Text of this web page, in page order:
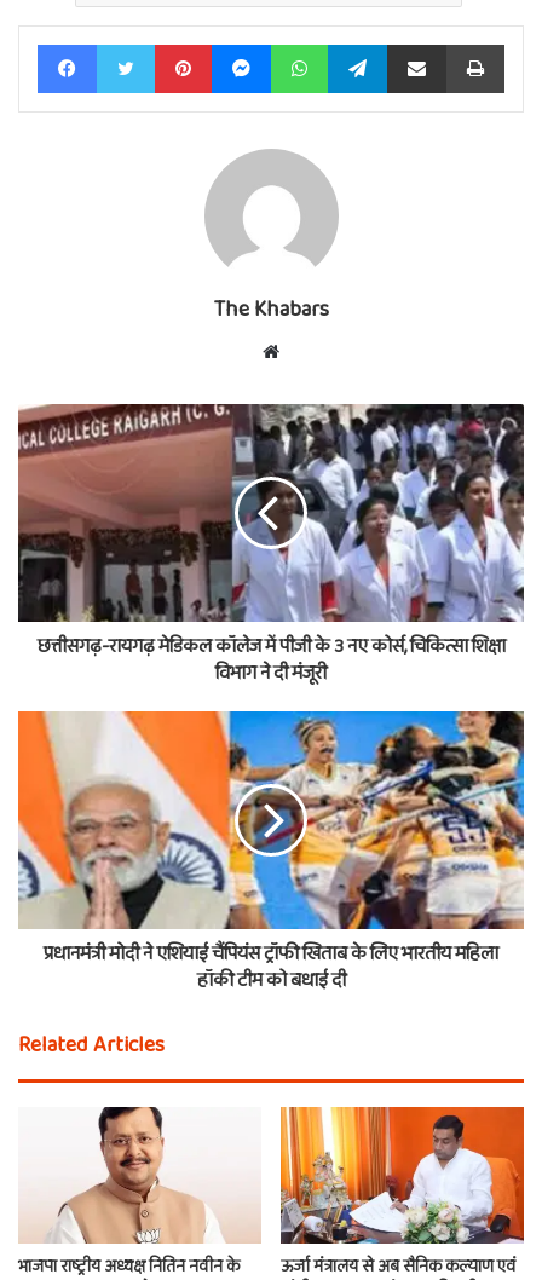
FacebookTwitter PinterestMessengerWhatsAppTelegramShare via Email Print
The Khabars
Website
छत्तीसगढ़-रायगढ़ मेडिकल कॉलेज में पीजी के 3 नए कोर्स, चिकित्सा शिक्षा
विभाग ने दी मंजूरी
प्रधानमंत्री मोदी ने एशियाई चैंपियंस ट्रॉफी खिताब के लिए भारतीय महिला
हॉकी टीम को बधाई दी
Related Articles
भाजपा राष्ट्रीय अध्यक्ष नितिन नवीन के
ऊर्जा मंत्रालय से अब सैनिक कल्याण एवं